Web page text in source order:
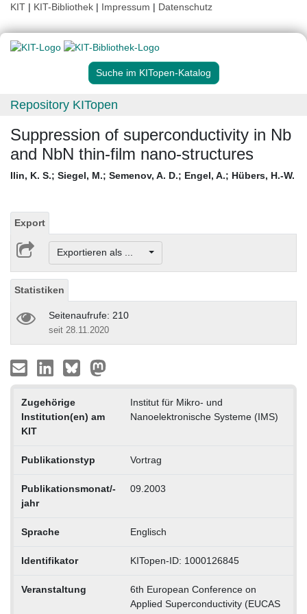
KIT | KIT-Bibliothek | Impressum | Datenschutz
Suche im KITopen-Katalog
Repository KITopen
Suppression of superconductivity in Nb
and NbN thin-film nano-structures
Ilin, K. S.; Siegel, M.; Semenov, A. D.; Engel, A.; Hübers, H.-W.
Export
Exportieren als ...
Statistiken
Seitenaufrufe: 210
seit 28.11.2020
Zugehörige
Institution(en) am
KIT
Institut für Mikro- und
Nanoelektronische Systeme (IMS)
Publikationstyp Vortrag
Publikationsmonat/-
jahr
09.2003
Sprache Englisch
Identifikator KITopen-ID: 1000126845
Veranstaltung
6th European Conference on
Applied Superconductivity (EUCAS